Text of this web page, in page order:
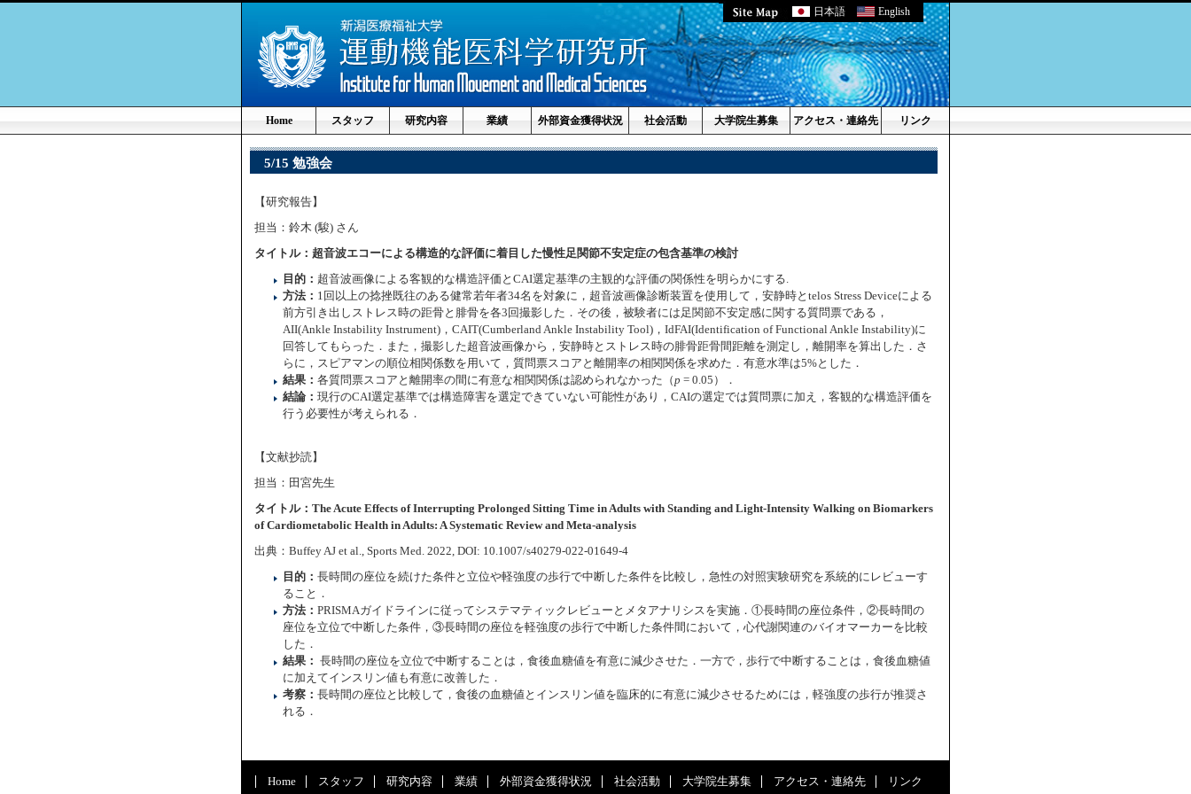
日本語 English
Home スタッフ 研究内容 業績 外部資金獲得状況 社会活動 大学院生募集 アクセス・連絡先 リンク
5/15 勉強会
【研究報告】
担当：鈴木 (駿) さん
タイトル：超音波エコーによる構造的な評価に着目した慢性足関節不安定症の包含基準の検討
目的： 超音波画像による客観的な構造評価とCAI選定基準の主観的な評価の関係性を明らかにする.
方法： 1回以上の捻挫既往のある健常若年者34名を対象に，超音波画像診断装置を使用して，安静時とtelos Stress Deviceによる
前方引き出しストレス時の距骨と腓骨を各3回撮影した．その後，被験者には足関節不安定感に関する質問票である，
AII(Ankle Instability Instrument)，CAIT(Cumberland Ankle Instability Tool)，IdFAI(Identification of Functional Ankle Instability)に
回答してもらった．また，撮影した超音波画像から，安静時とストレス時の腓骨距骨間距離を測定し，離開率を算出した．さ
らに，スピアマンの順位相関係数を用いて，質問票スコアと離開率の相関関係を求めた．有意水準は5%とした．
結果： 各質問票スコアと離開率の間に有意な相関関係は認められなかった（p = 0.05）．
結論： 現行のCAI選定基準では構造障害を選定できていない可能性があり，CAIの選定では質問票に加え，客観的な構造評価を
行う必要性が考えられる．
【文献抄読】
担当：田宮先生
タイトル：The Acute Effects of Interrupting Prolonged Sitting Time in Adults with Standing and Light-Intensity Walking on Biomarkers
of Cardiometabolic Health in Adults: A Systematic Review and Meta-analysis
出典：Buffey AJ et al., Sports Med. 2022, DOI: 10.1007/s40279-022-01649-4
目的： 長時間の座位を続けた条件と立位や軽強度の歩行で中断した条件を比較し，急性の対照実験研究を系統的にレビューす
ること．
方法： PRISMAガイドラインに従ってシステマティックレビューとメタアナリシスを実施．①長時間の座位条件，②長時間の
座位を立位で中断した条件，③長時間の座位を軽強度の歩行で中断した条件間において，心代謝関連のバイオマーカーを比較
した．
結果： 長時間の座位を立位で中断することは，食後血糖値を有意に減少させた．一方で，歩行で中断することは，食後血糖値
に加えてインスリン値も有意に改善した．
考察： 長時間の座位と比較して，食後の血糖値とインスリン値を臨床的に有意に減少させるためには，軽強度の歩行が推奨さ
れる．
Home スタッフ 研究内容 業績 外部資金獲得状況 社会活動 大学院生募集 アクセス・連絡先 リンク